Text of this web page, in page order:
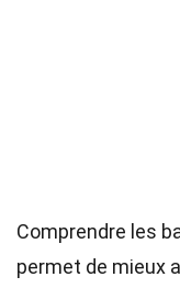
Comprendre les
permet de mieux